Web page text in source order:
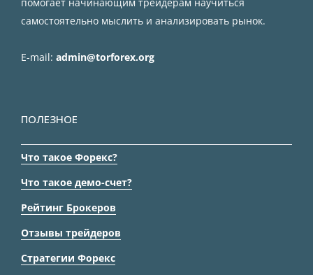
самостоятельно мыслить и анализировать рынок.
E-mail: admin@torforex.org
ПОЛЕЗНОЕ
Что такое Форекс?
Что такое демо-счет?
Рейтинг Брокеров
Отзывы трейдеров
Стратегии Форекс